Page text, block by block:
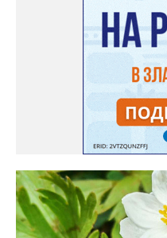
месяца, а место посадки -
самосевом в ней отлично
сухие цветы и стряхивать
весной прорастет сама. Ещё
Прованса не любит
яму гравий и песок –
Екатерина рекомендует
пошли на наращивание
пусть лаванда цветёт во
специально для
ВКОНТАКТЕ https://vk.com/